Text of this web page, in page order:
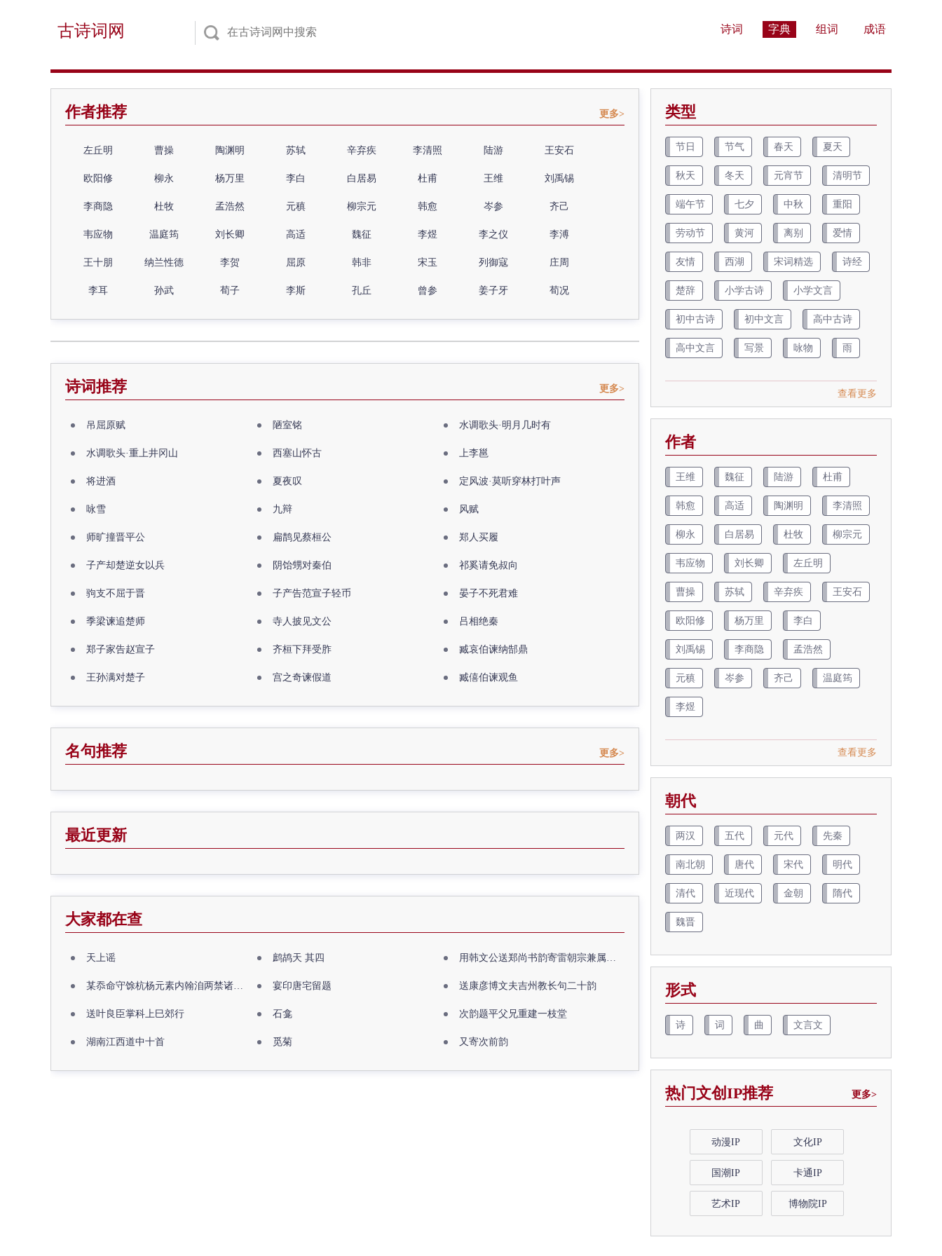
古诗词网 诗词 字典 组词 成语
作者推荐 更多>
左丘明 曹操 陶渊明 苏轼 辛弃疾 李清照 陆游 王安石
欧阳修 柳永 杨万里 李白 白居易 杜甫 王维 刘禹锡
李商隐 杜牧 孟浩然 元稹 柳宗元 韩愈 岑参 齐己
韦应物 温庭筠 刘长卿 高适 魏征 李煜 李之仪 李溥
王十朋 纳兰性德 李贺 屈原 韩非 宋玉 列御寇 庄周
李耳 孙武 荀子 李斯 孔丘 曾参 姜子牙 荀况
诗词推荐 更多>
吊屈原赋 陋室铭 水调歌头·明月几时有
水调歌头·重上井冈山 西塞山怀古 上李邕
将进酒 夏夜叹 定风波·莫听穿林打叶声
咏雪 九辩 风赋
师旷撞晋平公 扁鹊见蔡桓公 郑人买履
子产却楚逆女以兵 阴饴甥对秦伯 祁奚请免叔向
驹支不屈于晋 子产告范宣子轻币 晏子不死君难
季梁谏追楚师 寺人披见文公 吕相绝秦
郑子家告赵宣子 齐桓下拜受胙 臧哀伯谏纳郜鼎
王孙满对楚子 宫之奇谏假道 臧僖伯谏观鱼
名句推荐 更多>
最近更新
大家都在查
天上谣 鹧鸪天 其四 用韩文公送郑尚书韵寄雷朝宗兼属欧阳全真
某忝命守馀杭杨元素内翰洎两禁诸公出祖佛寺 宴印唐宅留题 送康彦博文夫吉州教长句二十韵
送叶良臣掌科上巳郊行 石龛 次韵题平父兄重建一枝堂
湖南江西道中十首 觅菊 又寄次前韵
类型
节日 节气 春天 夏天
秋天 冬天 元宵节 清明节
端午节 七夕 中秋 重阳
劳动节 黄河 离别 爱情
友情 西湖 宋词精选 诗经
楚辞 小学古诗 小学文言
初中古诗 初中文言 高中古诗
高中文言 写景 咏物 雨
查看更多
作者
王维 魏征 陆游 杜甫
韩愈 高适 陶渊明 李清照
柳永 白居易 杜牧 柳宗元
韦应物 刘长卿 左丘明
曹操 苏轼 辛弃疾 王安石
欧阳修 杨万里 李白
刘禹锡 李商隐 孟浩然
元稹 岑参 齐己 温庭筠
李煜
查看更多
朝代
两汉 五代 元代 先秦
南北朝 唐代 宋代 明代
清代 近现代 金朝 隋代
魏晋
形式
诗 词 曲 文言文
热门文创IP推荐 更多>
动漫IP 文化IP
国潮IP 卡通IP
艺术IP 博物院IP